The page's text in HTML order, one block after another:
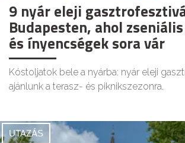
9 nyár eleji
Budapesten, ahol
és ínyencségek sora vár
Kóstoljatok bele a nyárba: nyár eleji
ajánlunk a terasz- és piknikszezonra.
UTAZÁS